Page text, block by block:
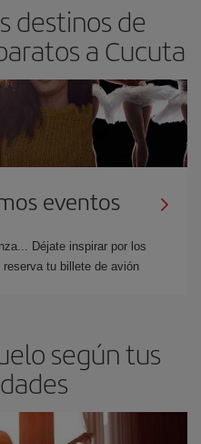
destinos de
a Cucuta
eventos
Déjate inspirar por los
tu billete de avión
según tus